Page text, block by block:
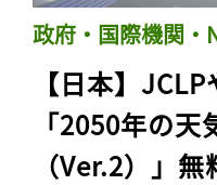
政府・国際機関・
【日本】JCLP
「2050年の天
（Ver.2）」無